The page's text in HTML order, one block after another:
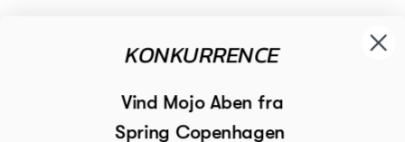
Inspiration
KONKURRENCE
Spring Copenhagen